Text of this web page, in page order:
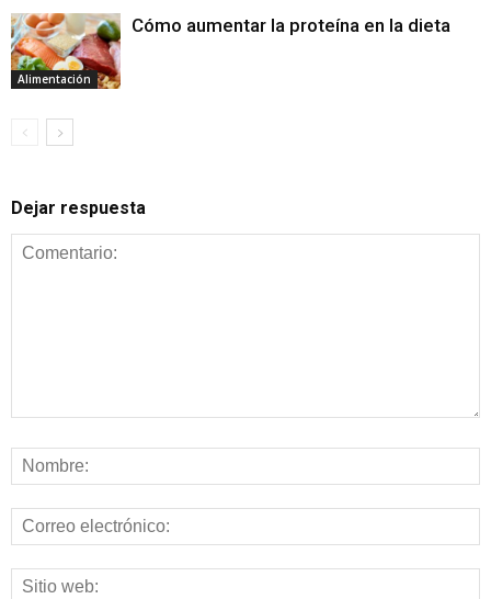
Alimentación
Cómo aumentar la proteína en la dieta
Dejar respuesta